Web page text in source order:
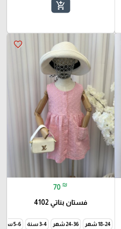
add_shopping_cart
favorite_border
70 ₪
فستان بناتي 4102
18-24 شهر 24-36 شهر 3-4 سنة 5-6 سنة